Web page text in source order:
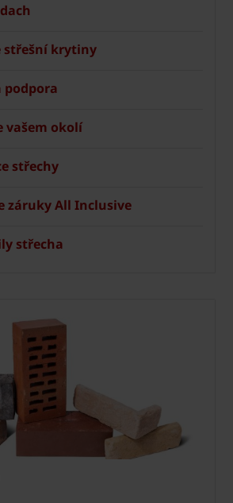
střešní krytiny
podpora
vašem okolí
střechy
záruky All Inclusive
střecha